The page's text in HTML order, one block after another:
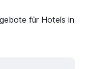
für Hotels in